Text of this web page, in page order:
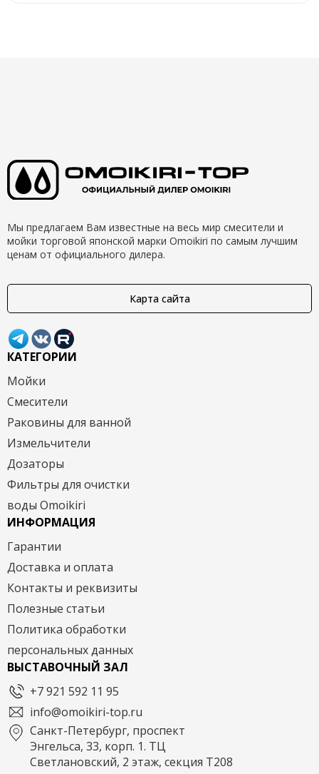
Мы предлагаем Вам известные на весь мир смесители и
мойки торговой японской марки Omoikiri по самым лучшим
ценам от официального дилера.
Карта сайта
КАТЕГОРИИ
Мойки
Смесители
Раковины для ванной
Измельчители
Дозаторы
Фильтры для очистки
воды Omoikiri
ИНФОРМАЦИЯ
Гарантии
Доставка и оплата
Контакты и реквизиты
Полезные статьи
Политика обработки
персональных данных
ВЫСТАВОЧНЫЙ ЗАЛ
+7 921 592 11 95
info@omoikiri-top.ru
Санкт-Петербург, проспект
Энгельса, 33, корп. 1. ТЦ
Светлановский, 2 этаж, секция Т208